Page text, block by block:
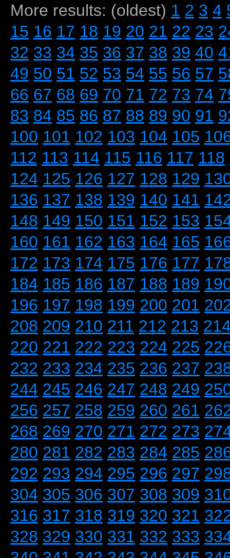
More results: (oldest) 1 2 3 4
15 16 17 18 19 20 21 22 23
32 33 34 35 36 37 38 39 40
49 50 51 52 53 54 55 56 57
66 67 68 69 70 71 72 73 74
83 84 85 86 87 88 89 90 91
100 101 102 103 104 105
112 113 114 115 116 117 118
124 125 126 127 128 129
136 137 138 139 140 141
148 149 150 151 152 153
160 161 162 163 164 165
172 173 174 175 176 177
184 185 186 187 188 189
196 197 198 199 200 201
208 209 210 211 212 213
220 221 222 223 224 225
232 233 234 235 236 237
244 245 246 247 248 249
256 257 258 259 260 261
268 269 270 271 272 273
280 281 282 283 284 285
292 293 294 295 296 297
304 305 306 307 308 309
316 317 318 319 320 321
328 329 330 331 332 333